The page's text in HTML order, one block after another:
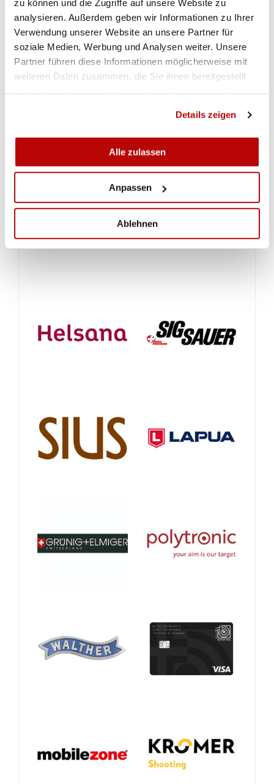
zu können und die Zugriffe auf unsere Website zu
analysieren. Außerdem geben wir Informationen zu Ihrer
Verwendung unserer Website an unsere Partner für
soziale Medien, Werbung und Analysen weiter. Unsere
Partner führen diese Informationen möglicherweise mit
weiteren Daten zusammen, die Sie ihnen bereitgestellt
Details zeigen
Alle zulassen
Anpassen
Ablehnen
IMPRESSIONEN
VOIR LA GALERIE